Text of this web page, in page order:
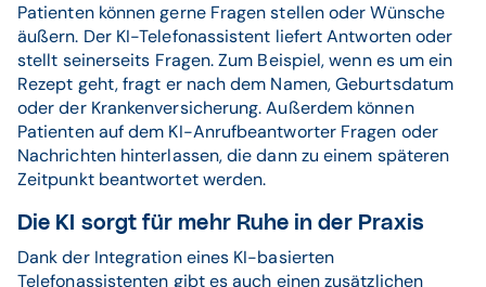
Patienten können gerne Fragen stellen oder Wünsche
äußern. Der KI-Telefonassistent liefert Antworten oder
stellt seinerseits Fragen. Zum Beispiel, wenn es um ein
Rezept geht, fragt er nach dem Namen, Geburtsdatum
oder der Krankenversicherung. Außerdem können
Patienten auf dem KI-Anrufbeantworter Fragen oder
Nachrichten hinterlassen, die dann zu einem späteren
Zeitpunkt beantwortet werden.
Die KI sorgt für mehr Ruhe in der Praxis
Dank der Integration eines KI-basierten
Telefonassistenten gibt es auch einen zusätzlichen